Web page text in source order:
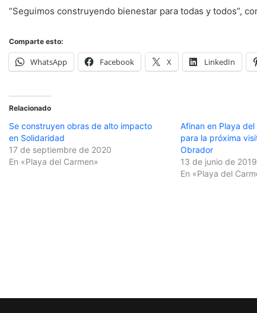
“Seguimos construyendo bienestar para todas y todos”,
Comparte esto:
WhatsApp Facebook X LinkedIn
Relacionado
Se construyen obras de alto impacto
en Solidaridad
17 de septiembre de 2020
En «Playa del Carmen»
Afinan en Playa
para la próxima
Obrador
13 de junio de 2019
En «Playa del